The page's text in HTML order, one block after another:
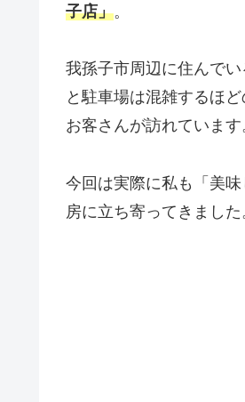
子店」。
我孫子市周辺に住んで
と駐車場は混雑するほ
お客さんが訪れています
今回は実際に私も「美
房に立ち寄ってきまし